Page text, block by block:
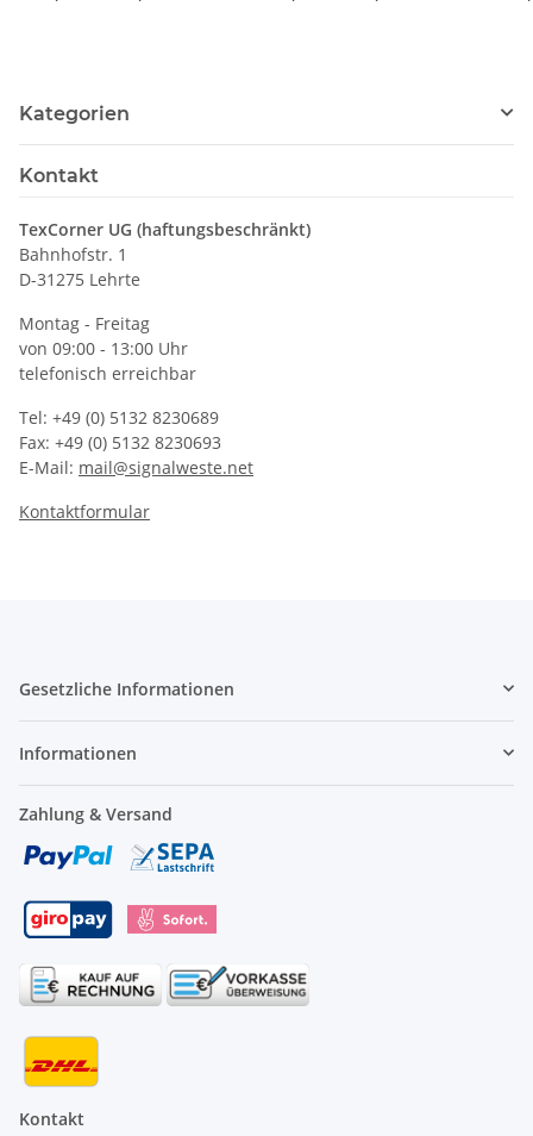
Kategorien
Kontakt
TexCorner UG (haftungsbeschränkt)
Bahnhofstr. 1
D-31275 Lehrte
Montag - Freitag
von 09:00 - 13:00 Uhr
telefonisch erreichbar
Tel: +49 (0) 5132 8230689
Fax: +49 (0) 5132 8230693
E-Mail: mail@signalweste.net
Kontaktformular
Gesetzliche Informationen
Informationen
Zahlung & Versand
Kontakt